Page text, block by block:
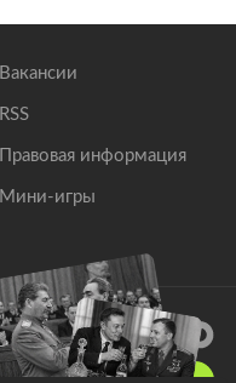
Вакансии
RSS
Правовая информация
Мини-игры